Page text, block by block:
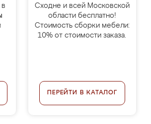
Сходне и всей Московской
области бесплатно!
Стоимость сборки мебели:
10% от стоимости заказа.
ПЕРЕЙТИ В КАТАЛОГ